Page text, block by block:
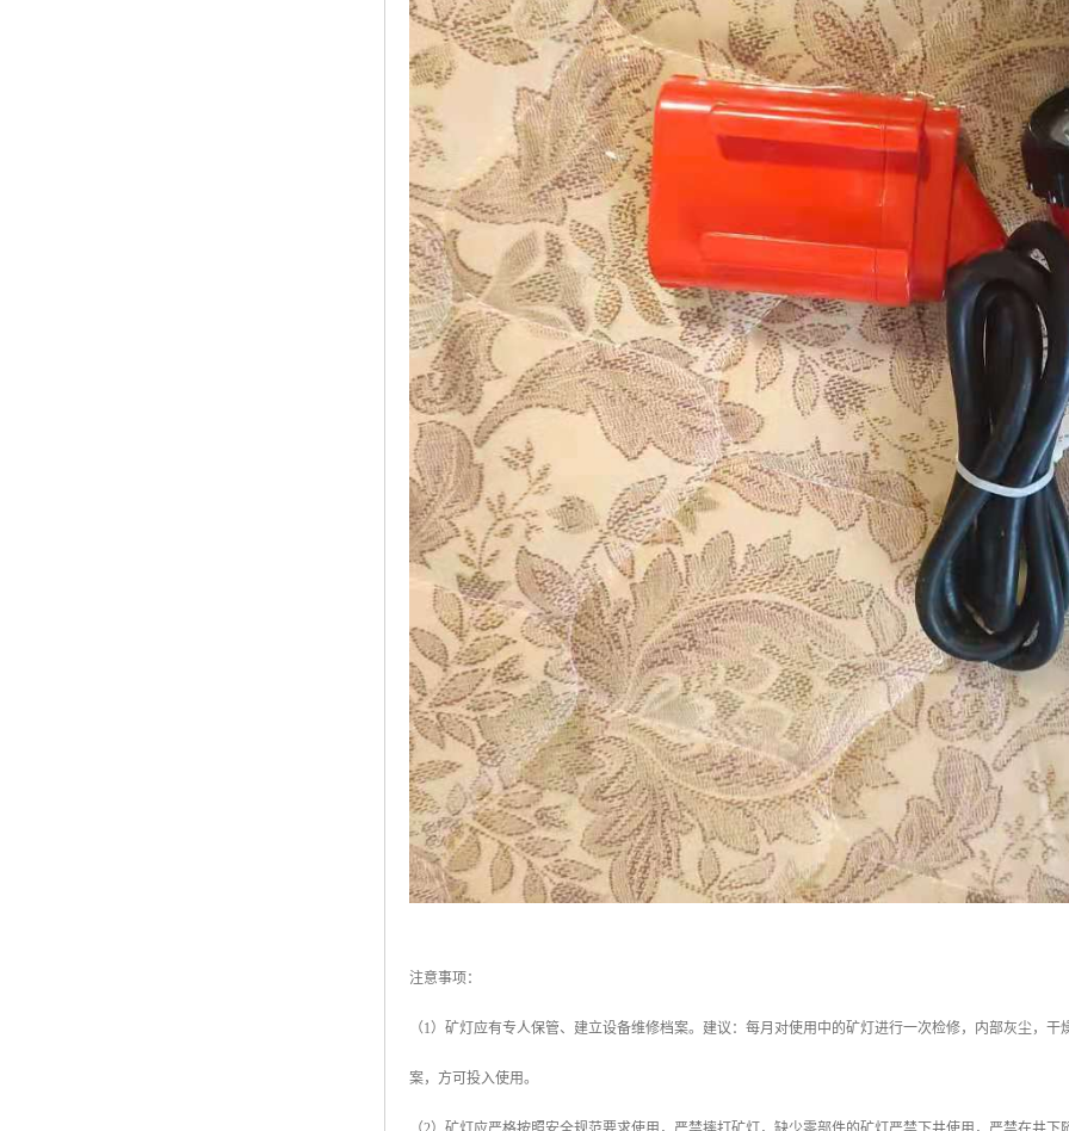
注意事项：
（1）矿灯应有专人保管、建立设备维修档案。建议：每月对使用中的矿灯进行一次检修，内部灰尘，
案，方可投入使用。